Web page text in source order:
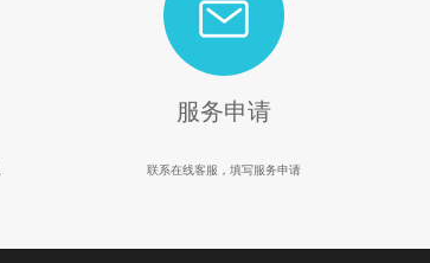
服务申请
联系在线客服，填写服务申请